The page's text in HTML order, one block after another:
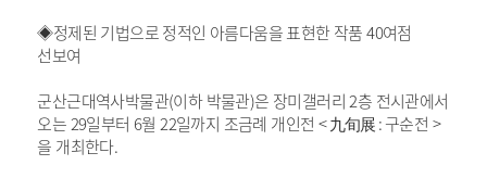
◈정제된 기법으로 정적인 아름다움을 표현한 작품40여점
선보여
군산근대역사박물관(이하 박물관)은 장미갤러리2층 전시관에서
오는29일부터 6월22일까지 조금례 개인전 <九旬展:구순전 >
을 개최한다.